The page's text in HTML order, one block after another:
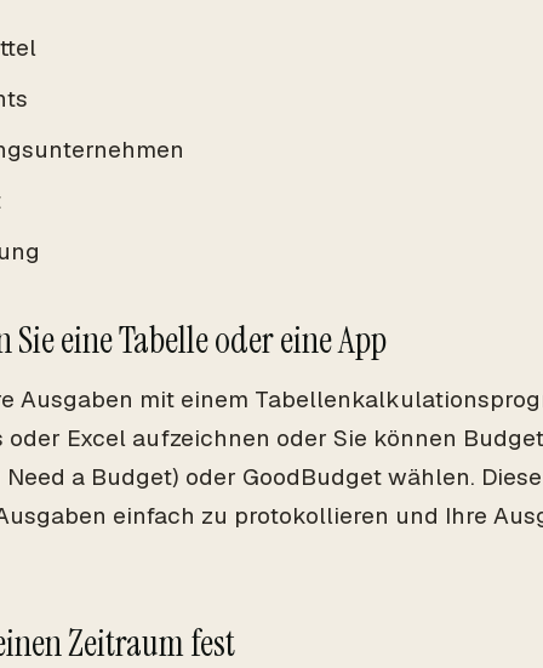
Sie eine Tabelle oder eine App
Ausgaben mit einem
oder Excel aufzeichnen oder Sie können
Need a Budget) oder GoodBudget wählen.
einfach zu protokollieren und Ihre
Zeitraum fest